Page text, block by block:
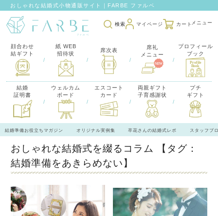
おしゃれな結婚式小物通販サイト｜FARBE ファルベ
検索 マイページ カート
顔合わせ
結ギフト
/
紙 WEB
招待状
/
席次表
/
席礼
メニュー
/
プロフィール
ブック
結婚
証明書
/
ウェルカム
ボード
/
エスコート
カード
/
両親ギフト
子育感謝状
/
プチ
ギフト
結婚準備お役立ちマガジン オリジナル実例集 卒花さんの結婚式レポ スタッフブ
おしゃれな結婚式を綴るコラム
【タグ：
結婚準備をあきらめない】